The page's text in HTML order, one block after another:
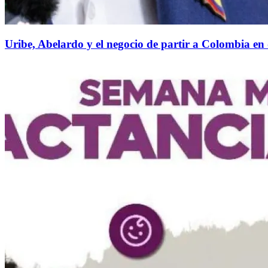
Uribe, Abelardo y el negocio de partir a Colombia en